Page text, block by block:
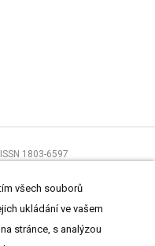
1803-6597
zpracování osobních údajů
všech souborů
ukládání ve vašem
stránce, s analýzou